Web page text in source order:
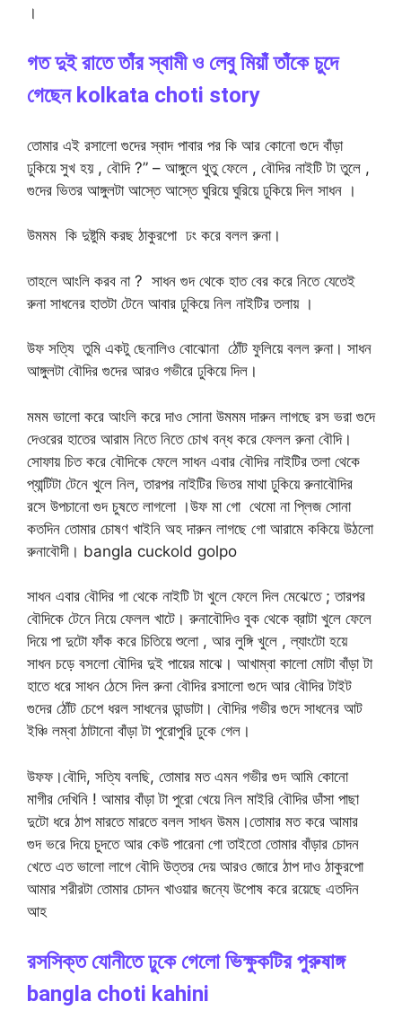
।
গত দুই রাতে তাঁর স্বামী ও লেবু মিয়াঁ তাঁকে চুদে
গেছেন kolkata choti story
তোমার এই রসালো গুদের স্বাদ পাবার পর কি আর কোনো গুদে বাঁড়া
ঢুকিয়ে সুখ হয় , বৌদি ?” – আঙ্গুলে থুতু ফেলে , বৌদির নাইটি টা তুলে ,
গুদের ভিতর আঙ্গুলটা আস্তে আস্তে ঘুরিয়ে ঘুরিয়ে ঢুকিয়ে দিল সাধন ।
উমমম কি দুষ্টুমি করছ ঠাকুরপো ঢং করে বলল রুনা।
তাহলে আংলি করব না ? সাধন গুদ থেকে হাত বের করে নিতে যেতেই
রুনা সাধনের হাতটা টেনে আবার ঢুকিয়ে নিল নাইটির তলায় ।
উফ সত্যি তুমি একটু ছেনালিও বোঝোনা ঠোঁট ফুলিয়ে বলল রুনা। সাধন
আঙ্গুলটা বৌদির গুদের আরও গভীরে ঢুকিয়ে দিল।
মমম ভালো করে আংলি করে দাও সোনা উমমম দারুন লাগছে রস ভরা গুদে
দেওরের হাতের আরাম নিতে নিতে চোখ বন্ধ করে ফেলল রুনা বৌদি।
সোফায় চিত করে বৌদিকে ফেলে সাধন এবার বৌদির নাইটির তলা থেকে
প্যান্টিটা টেনে খুলে নিল, তারপর নাইটির ভিতর মাথা ঢুকিয়ে রুনাবৌদির
রসে উপচানো গুদ চুষতে লাগলো ।উফ মা গো থেমো না প্লিজ সোনা
কতদিন তোমার চোষণ খাইনি অহ দারুন লাগছে গো আরামে ককিয়ে উঠলো
রুনাবৌদী। bangla cuckold golpo
সাধন এবার বৌদির গা থেকে নাইটি টা খুলে ফেলে দিল মেঝেতে ; তারপর
বৌদিকে টেনে নিয়ে ফেলল খাটে। রুনাবৌদিও বুক থেকে ব্রাটা খুলে ফেলে
দিয়ে পা দুটো ফাঁক করে চিতিয়ে শুলো , আর লুঙ্গি খুলে , ল্যাংটো হয়ে
সাধন চড়ে বসলো বৌদির দুই পায়ের মাঝে। আখাম্বা কালো মোটা বাঁড়া টা
হাতে ধরে সাধন ঠেসে দিল রুনা বৌদির রসালো গুদে আর বৌদির টাইট
গুদের ঠোঁট চেপে ধরল সাধনের ডান্ডাটা। বৌদির গভীর গুদে সাধনের আট
ইঞ্চি লম্বা ঠাটানো বাঁড়া টা পুরোপুরি ঢুকে গেল।
উফফ।বৌদি, সত্যি বলছি, তোমার মত এমন গভীর গুদ আমি কোনো
মাগীর দেখিনি ! আমার বাঁড়া টা পুরো খেয়ে নিল মাইরি বৌদির ডাঁসা পাছা
দুটো ধরে ঠাপ মারতে মারতে বলল সাধন উমম।তোমার মত করে আমার
গুদ ভরে দিয়ে চুদতে আর কেউ পারেনা গো তাইতো তোমার বাঁড়ার চোদন
খেতে এত ভালো লাগে বৌদি উত্তর দেয় আরও জোরে ঠাপ দাও ঠাকুরপো
আমার শরীরটা তোমার চোদন খাওয়ার জন্যে উপোষ করে রয়েছে এতদিন
আহ
রসসিক্ত যোনীতে ঢুকে গেলো ভিক্ষুকটির পুরুষাঙ্গ
bangla choti kahini